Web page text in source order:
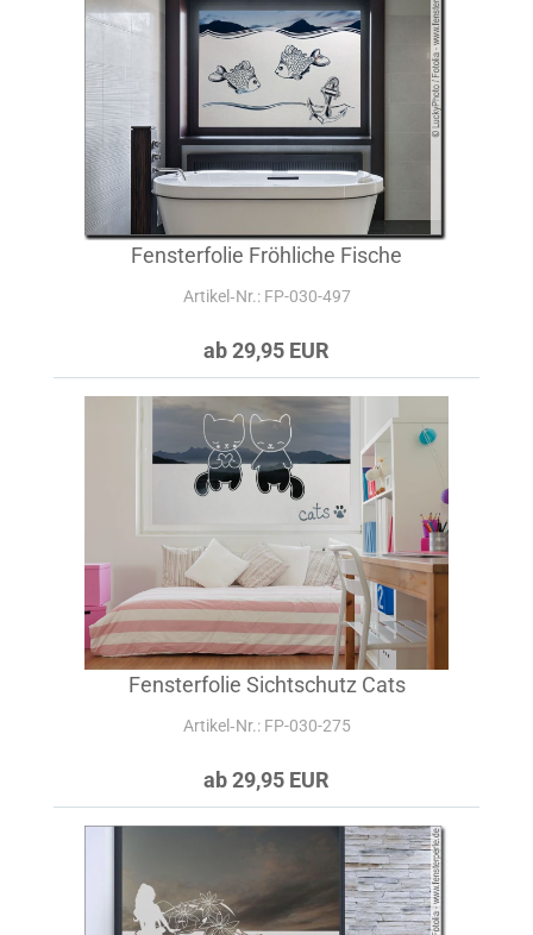
Fensterfolie Fröhliche Fische
Artikel‑Nr.: FP-030-497
ab 29,95 EUR
Fensterfolie Sichtschutz Cats
Artikel‑Nr.: FP-030-275
ab 29,95 EUR